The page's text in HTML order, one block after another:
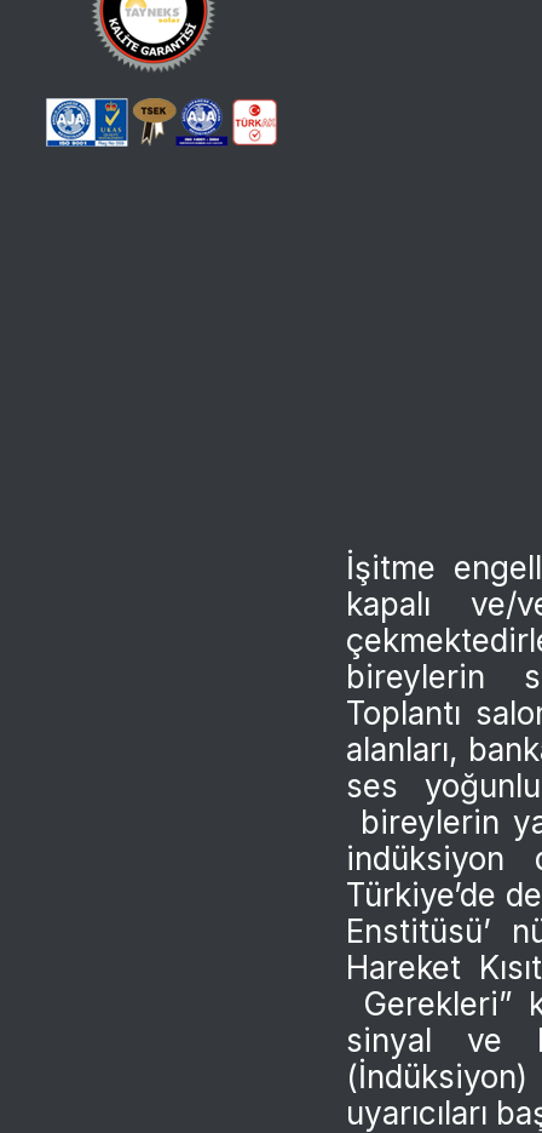
İşitme
kapalı
bireylerin
Toplantı
alanları,
ses
bireylerin
indüksiyon
Türkiye’de
Enstitüsü’
Hareket
Gerekleri”
sinyal ve
uyarıcıları